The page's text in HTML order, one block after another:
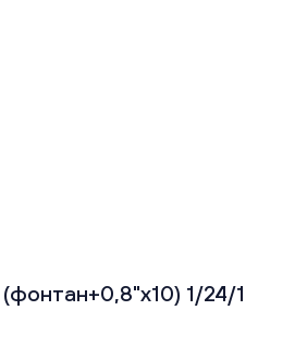
1/24/1